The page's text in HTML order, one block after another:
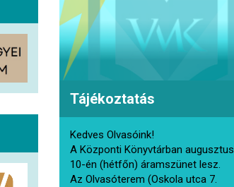
Tájékoztatás
Kedves Olvasóink!
A Központi Könyvtárban augusztus
10-én (hétfőn) áramszünet lesz.
Az Olvasóterem (Oskola utca 7.